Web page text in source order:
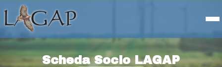
Scheda Socio LAGAP